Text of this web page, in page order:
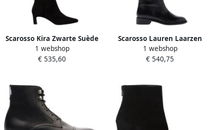
Scarosso Kira Zwarte Suède
Kniehoge Hoge Laarzen
Black Dames
1 webshop
€ 535,60
Scarosso Lauren Laarzen
Handgemaakte Italiaanse
Equestrian-geïnspireerde
1 webshop
€ 540,75